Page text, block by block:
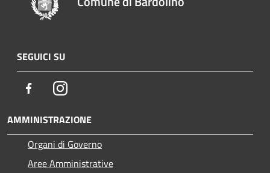
SEGUICI SU
FacebookInstagram
AMMINISTRAZIONE
Organi di Governo
Aree Amministrative